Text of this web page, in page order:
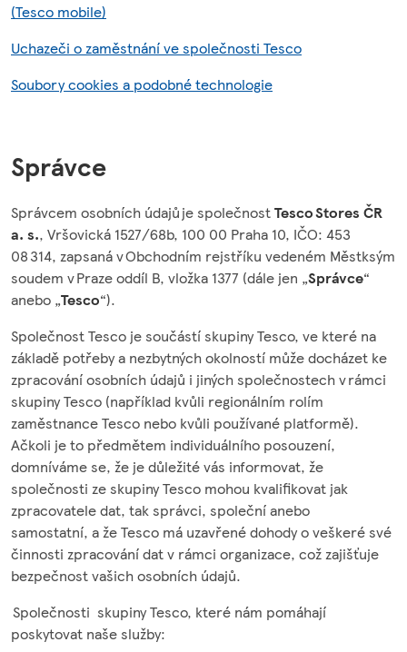
(Tesco mobile)
Uchazeči o zaměstnání ve společnosti Tesco
Soubory cookies a podobné technologie
Správce
Správcem osobních údajů je společnostTesco Stores ČR
a. s., Vršovická 1527/68b, 100 00 Praha 10, IČO: 453
08 314, zapsaná v Obchodním rejstříku vedeném Městksým
soudem v Praze oddíl B, vložka 1377 (dále jen „Správce“
anebo „Tesco“).
Společnost Tesco je součástí skupiny Tesco, ve které na
základě potřeby a nezbytných okolností může docházet ke
zpracování osobních údajů i jiných společnostech v rámci
skupiny Tesco (například kvůli regionálním rolím
zaměstnance Tesco nebo kvůli používané platformě).
Ačkoli je to předmětem individuálního posouzení,
domníváme se, že je důležité vás informovat, že
společnosti ze skupiny Tesco mohou kvalifikovat jak
zpracovatele dat, tak správci, společní anebo
samostatní, a že Tesco má uzavřené dohody o veškeré své
činnosti zpracování dat v rámci organizace, což zajišťuje
bezpečnost vašich osobních údajů.
Společnosti skupiny Tesco, které nám pomáhají
poskytovat naše služby: